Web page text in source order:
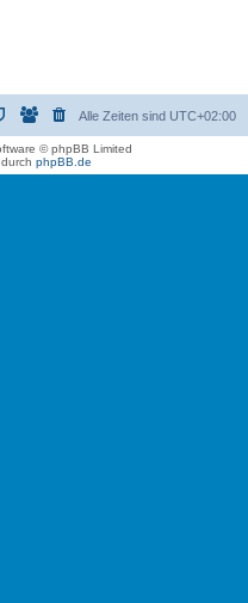
Alle Zeiten sind UTC+02:00
© phpBB Limited
phpBB.de